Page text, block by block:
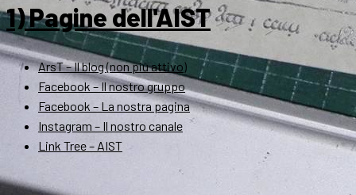
1) Pagine dell'AIST
ArsT – Il blog (non più attivo)
Facebook – Il nostro gruppo
Facebook – La nostra pagina
Instagram – Il nostro canale
Link Tree – AIST